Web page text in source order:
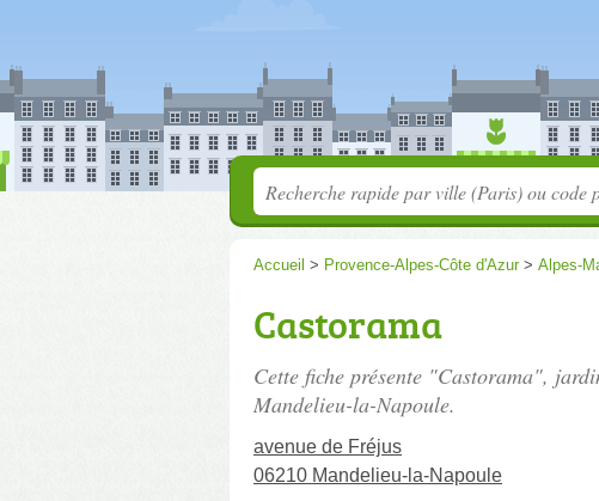
Accueil > Provence-Alpes-Côte d'Azur> Alpes-
Castorama
Cette fiche présente "Castorama",
Mandelieu-la-Napoule.
avenue de Fréjus
06210 Mandelieu-la-Napoule